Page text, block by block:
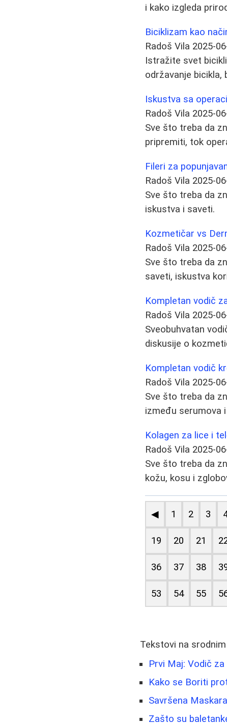
i kako izgleda
Biciklizam kao
Radoš Vila 2025-
Istražite svet
održavanje
Iskustva sa
Radoš Vila 2025-
Sve što treba da
pripremiti, tok
Fileri za
Radoš Vila 2025-
Sve što treba da
iskustva i saveti.
Kozmetičar vs
Radoš Vila 2025-
Sve što treba da
saveti, iskustva
Kompletan vodič
Radoš Vila 2025-
Sveobuhvatan
diskusije o
Kompletan vodič
Radoš Vila 2025-
Sve što treba da
između serumova
Kolagen za lice i
Radoš Vila 2025-
Sve što treba da
kožu, kosu i
◀ 1 2 3
19 20 21
36 37 38
53 54 55
Tekstovi na
Prvi Maj: Vodič
Kako se Boriti
Savršena
Zašto su